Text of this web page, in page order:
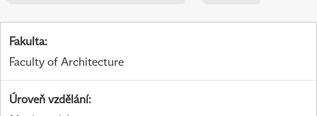
Fakulta:
Faculty of Architecture
Úroveň vzdělání: